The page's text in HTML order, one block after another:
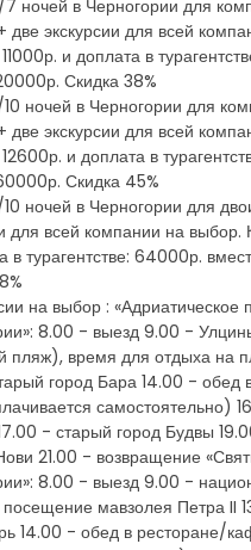
ночей в Черногории для
две экскурсии для всей
и доплата в
Скидка 38%
10 ночей в Черногории для
две экскурсии для всей
и доплата в
Скидка 45%
ночей в Черногории для
для всей компании на выбор.
в турагентстве: 64000р.
на выбор : «Адриатическое
8.00 - выезд 9.00 -
пляж), время для отдыха на
город Бара 14.00 - обед
самостоятельно)
- старый город Будвы
21.00 - возвращение
8.00 - выезд 9.00 -
мавзолея Петра II
14.00 - обед в ресторане/